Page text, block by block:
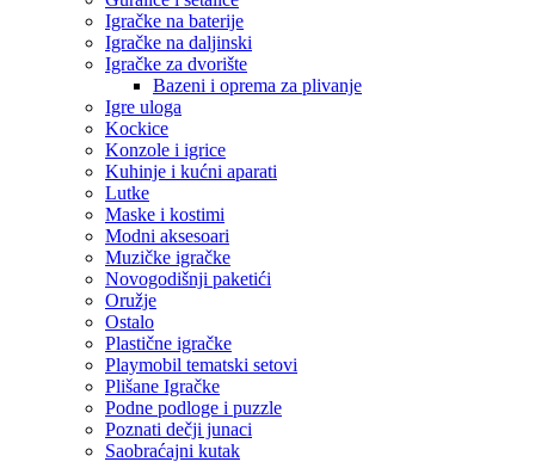
Igračke na baterije
Igračke na daljinski
‎Igračke za dvorište
Bazeni i oprema za plivanje
Igre uloga
Kockice
Konzole i igrice
Kuhinje i kućni aparati
Lutke
Maske i kostimi
Modni aksesoari
Muzičke igračke
Novogodišnji paketići
Oružje
Ostalo
Plastične igračke
Playmobil tematski setovi
Plišane Igračke
Podne podloge i puzzle
Poznati dečji junaci
Saobraćajni kutak